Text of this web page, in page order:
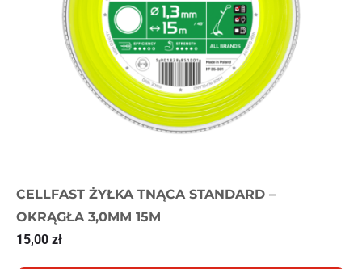
CELLFAST ŻYŁKA TNĄCA STANDARD –
OKRĄGŁA 3,0MM 15M
15,00 zł